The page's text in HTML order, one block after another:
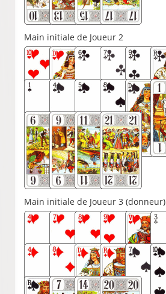
Main initiale de Joueur 2
Main initiale de Joueur 3 (donneur)